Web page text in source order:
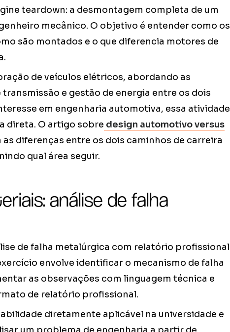
teardown: a desmontagem completa de um
mecânico. O objetivo é entender como os
são montados e o que diferencia motores de
de veículos elétricos, abordando as
e gestão de energia entre os dois
em engenharia automotiva, essa atividade
direta. O artigo sobre design automotivo versus
diferenças entre os dois caminhos de carreira
qual área seguir.
análise de falha
de falha metalúrgica com relatório profissional
envolve identificar o mecanismo de falha
as observações com linguagem técnica e
de relatório profissional.
diretamente aplicável na universidade e